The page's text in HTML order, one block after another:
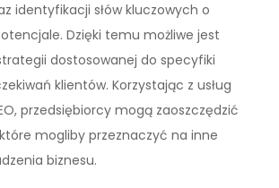
identyfikacji słów kluczowych o
Dzięki temu możliwe jest
dostosowanej do specyfiki
klientów. Korzystając z usług
przedsiębiorcy mogą zaoszczędzić
mogliby przeznaczyć na inne
biznesu.